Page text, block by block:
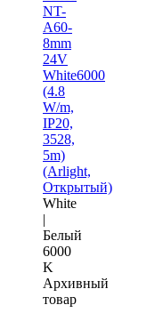
NT-
A60-
8mm
24V
White6000
(4.8
W/m,
IP20,
3528,
5m)
(Arlight,
Открытый)
White
|
Белый
6000
K
Архивный
товар